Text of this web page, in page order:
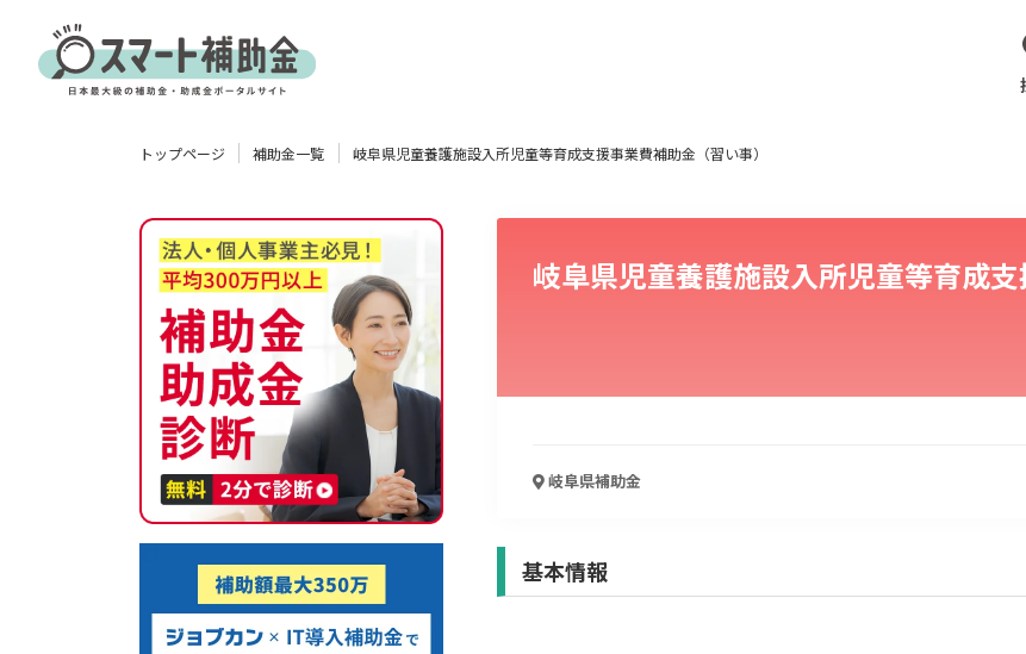
製造業 情報通信業 卸売･小売業
IT導入
トップページ 補助金一覧 岐阜県児童養護施設入所児童等育成支援事業費補助金（習い事）
岐阜県児童養護施設入所児童等育成支
岐阜県補助金
基本情報